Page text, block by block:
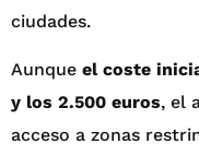
ciudades.
Aunque el coste
y los 2.500 euros, el
acceso a zonas